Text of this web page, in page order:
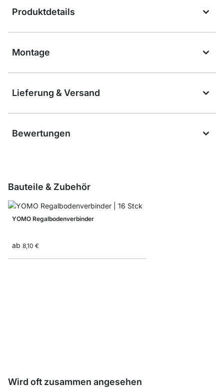
Produktdetails
Montage
Lieferung & Versand
Bewertungen
Bauteile & Zubehör
YOMO Regalbodenverbinder
ab 8,10 €
Wird oft zusammen angesehen